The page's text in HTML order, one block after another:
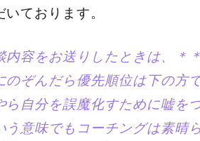
ております。
内容をお送りしたときは、
ぞんだら優先順位は下の方で
自分を誤魔化すために嘘を
意味でもコーチングは素晴